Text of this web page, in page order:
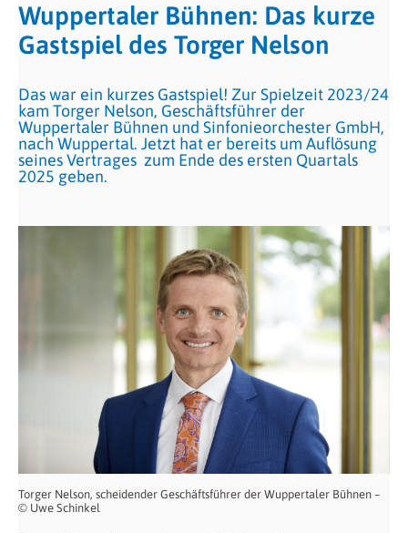
Wuppertaler Bühnen: Das kurze
Gastspiel des Torger Nelson
Das war ein kurzes Gastspiel! Zur Spielzeit 2023/24
kam Torger Nelson, Geschäftsführer der
Wuppertaler Bühnen und Sinfonieorchester GmbH,
nach Wuppertal. Jetzt hat er bereits um Auflösung
seines Vertrages zum Ende des ersten Quartals
2025 geben.
Torger Nelson, scheidender Geschäftsführer der Wuppertaler Bühnen –
© Uwe Schinkel